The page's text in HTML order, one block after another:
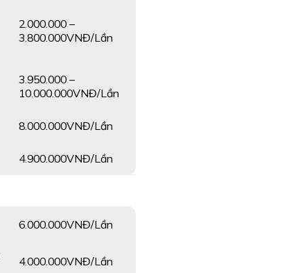
2.000.000 –
3.800.000VNĐ/Lần
3.950.000 –
10.000.000VNĐ/Lần
8.000.000VNĐ/Lần
4.900.000VNĐ/Lần
6.000.000VNĐ/Lần
4.000.000VNĐ/Lần